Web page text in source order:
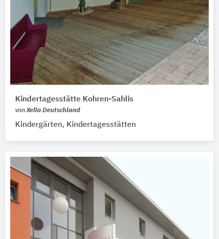
Kindertagesstätte Kohren-Sahlis
von Xella Deutschland
Kindergärten, Kindertagesstätten